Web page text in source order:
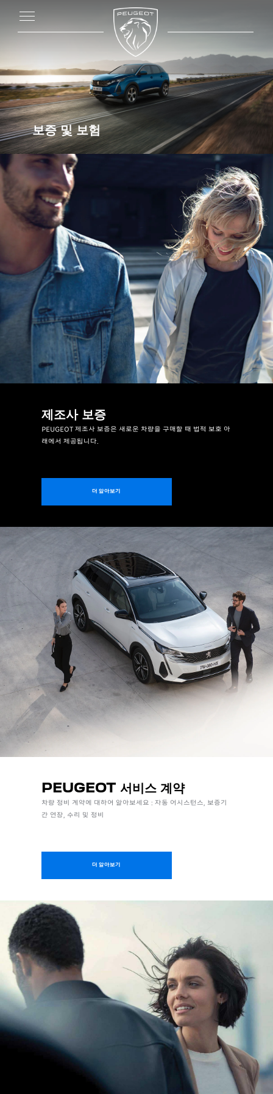
보증 및 보험
제조사 보증
PEUGEOT 제조사 보증은 새로운 차량을 구매할 때 법적 보호 아
래에서 제공됩니다.
더 알아보기
PEUGEOT 서비스 계약
차량 정비 계약에 대하여 알아보세요 : 자동 어시스턴스, 보증기
간 연장, 수리 및 정비
더 알아보기